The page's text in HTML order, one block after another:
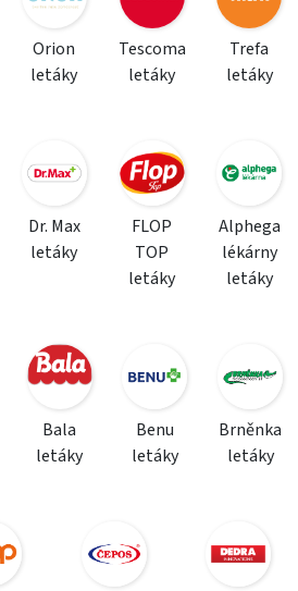
Orion
letáky
Tescoma
letáky
Trefa
letáky
Dr. Max
letáky
FLOP
TOP
letáky
Alphega
lékárny
letáky
Bala
letáky
Benu
letáky
Brněnka
letáky